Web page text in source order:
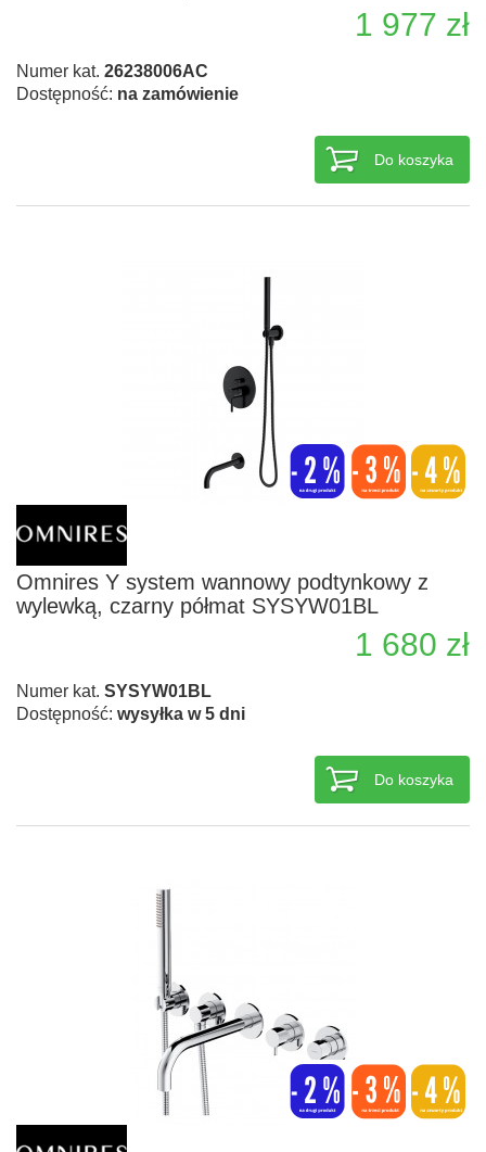
1 977 zł
Numer kat. 26238006AC
Dostępność: na zamówienie
Do koszyka
Omnires Y system wannowy podtynkowy z
wylewką, czarny półmat SYSYW01BL
1 680 zł
Numer kat. SYSYW01BL
Dostępność: wysyłka w 5 dni
Do koszyka